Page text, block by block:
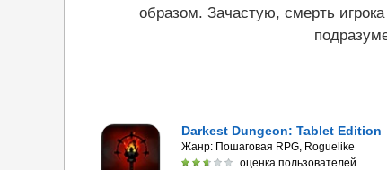
образом. Зачастую, смерть
Darkest Dungeon: Tablet Edition
Жанр: Пошаговая RPG, Roguelike
оценка пользователей